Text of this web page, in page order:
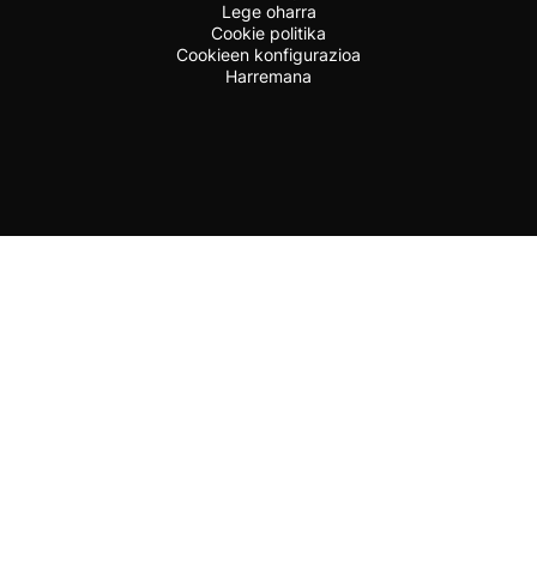
Lege oharra
Cookie politika
Cookieen konfigurazioa
Harremana